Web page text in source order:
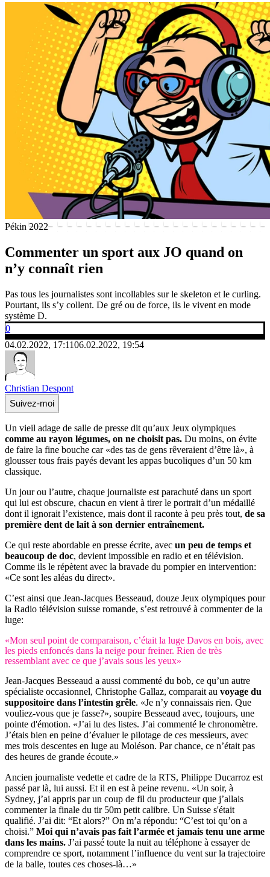
Pékin 2022
Commenter un sport aux JO quand on
n’y connaît rien
Pas tous les journalistes sont incollables sur le skeleton et le curling.
Pourtant, ils s’y collent. De gré ou de force, ils le vivent en mode
système D.
0
04.02.2022, 17:1106.02.2022, 19:54
Christian Despont
Suivez-moi
Un vieil adage de salle de presse dit qu’aux Jeux olympiques
comme au rayon légumes, on ne choisit pas. Du moins, on évite
de faire la fine bouche car «des tas de gens rêveraient d’être là», à
glousser tous frais payés devant les appas bucoliques d’un 50 km
classique.
Un jour ou l’autre, chaque journaliste est parachuté dans un sport
qui lui est obscure, chacun en vient à tirer le portrait d’un médaillé
dont il ignorait l’existence, mais dont il raconte à peu près tout, de sa
première dent de lait à son dernier entraînement.
Ce qui reste abordable en presse écrite, avec un peu de temps et
beaucoup de doc, devient impossible en radio et en télévision.
Comme ils le répètent avec la bravade du pompier en intervention:
«Ce sont les aléas du direct».
C’est ainsi que Jean-Jacques Besseaud, douze Jeux olympiques pour
la Radio télévision suisse romande, s’est retrouvé à commenter de la
luge:
«Mon seul point de comparaison, c’était la luge Davos en bois, avec
les pieds enfoncés dans la neige pour freiner. Rien de très
ressemblant avec ce que j’avais sous les yeux»
Jean-Jacques Besseaud a aussi commenté du bob, ce qu’un autre
spécialiste occasionnel, Christophe Gallaz, comparait au voyage du
suppositoire dans l’intestin grêle. «Je n’y connaissais rien. Que
vouliez-vous que je fasse?», soupire Besseaud avec, toujours, une
pointe d'émotion. «J’ai lu des listes. J’ai commenté le chronomètre.
J’étais bien en peine d’évaluer le pilotage de ces messieurs, avec
mes trois descentes en luge au Moléson. Par chance, ce n’était pas
des heures de grande écoute.»
Ancien journaliste vedette et cadre de la RTS, Philippe Ducarroz est
passé par là, lui aussi. Et il en est à peine revenu. «Un soir, à
Sydney, j’ai appris par un coup de fil du producteur que j’allais
commenter la finale du tir 50m petit calibre. Un Suisse s'était
qualifié. J’ai dit: “Et alors?” On m’a répondu: “C’est toi qu’on a
choisi.” Moi qui n’avais pas fait l’armée et jamais tenu une arme
dans les mains. J’ai passé toute la nuit au téléphone à essayer de
comprendre ce sport, notamment l’influence du vent sur la trajectoire
de la balle, toutes ces choses-là…»